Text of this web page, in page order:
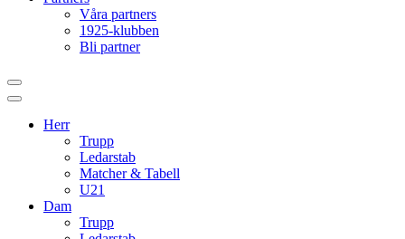
Våra partners
1925-klubben
Bli partner
Herr
Trupp
Ledarstab
Matcher & Tabell
U21
Dam
Trupp